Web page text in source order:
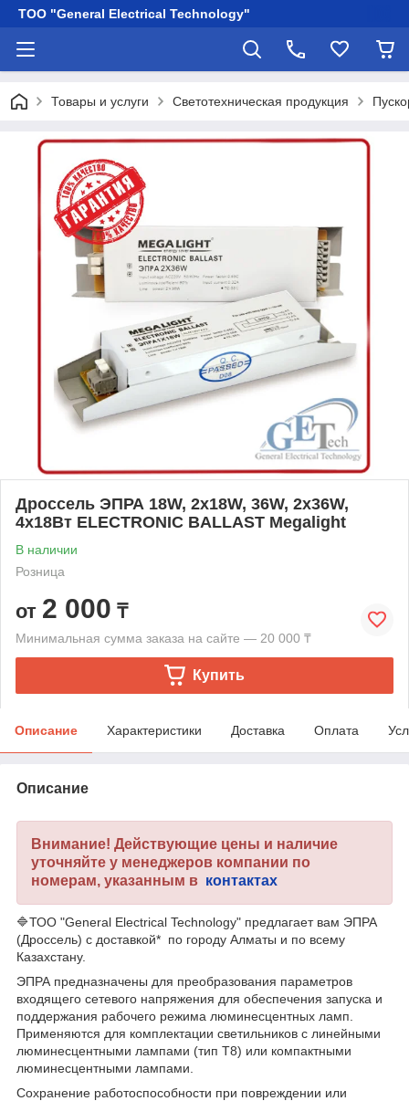
ТОО "General Electrical Technology"
Товары и услуги Светотехническая продукция
Дроссель ЭПРА 18W, 2х18W, 36W, 2х36W,
4х18Вт ELECTRONIC BALLAST Megalight
В наличии
Розница
от 2 000 ₸
Минимальная сумма заказа на сайте — 20 000 ₸
Купить
Описание Характеристики Доставка Оплата
Описание
Внимание! Действующие цены и наличие
уточняйте у менеджеров компании по
номерам, указанным в контактах
🔷ТОО "General Electrical Technology" предлагает вам ЭПРА
(Дроссель) с доставкой* по городу Алматы и по всему
Казахстану.
ЭПРА предназначены для преобразования параметров
входящего сетевого напряжения для обеспечения запуска и
поддержания рабочего режима люминесцентных ламп.
Применяются для комплектации светильников с линейными
люминесцентными лампами (тип Т8) или компактными
люминесцентными лампами.
Сохранение работоспособности при повреждении или